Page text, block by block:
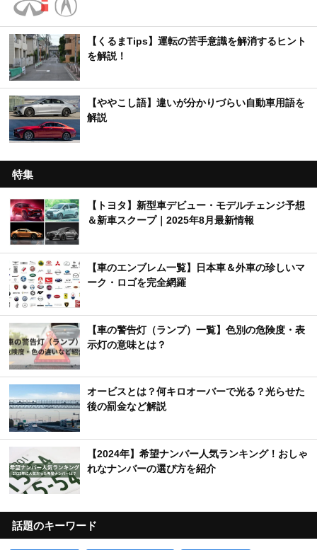
【くるまTips】運転の苦手意識を解消するヒント
を解説！
【ややこし語】違いが分かりづらい自動車用語を
解説
特集
【トヨタ】新型車デビュー・モデルチェンジ予想
＆新車スクープ｜2025年8月最新情報
【車のエンブレム一覧】日本車＆外車の珍しいマ
ーク・ロゴを完全網羅
【車の警告灯（ランプ）一覧】色別の危険度・表
示灯の意味とは？
オービスとは？何キロオーバーで光る？光らせた
後の罰金など解説
【2024年】希望ナンバー人気ランキング！おしゃ
れなナンバーの選び方を紹介
話題のキーワード